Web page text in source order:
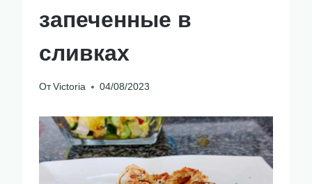
запеченные в
сливках
От Victoria 04/08/2023